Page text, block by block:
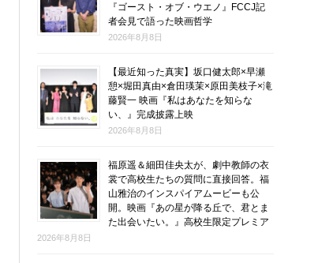
『ゴースト・オブ・ウエノ』FCCJ記
者会見で語った映画哲学
2026年8月8日
【最近知った真実】坂口健太郎×早瀬
憩×堀田真由×倉田瑛茉×原田美枝子×滝
藤賢一 映画『私はあなたを知らな
い、』完成披露上映
2026年8月8日
福原遥＆細田佳央太が、劇中教師の衣
裳で高校生たちの質問に直接回答。福
山雅治のインスパイアムービーも公
開。映画『あの星が降る丘で、君とま
た出会いたい。』高校生限定プレミア
2026年8月8日